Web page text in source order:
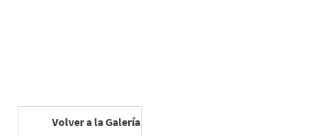
Volver a la Galería